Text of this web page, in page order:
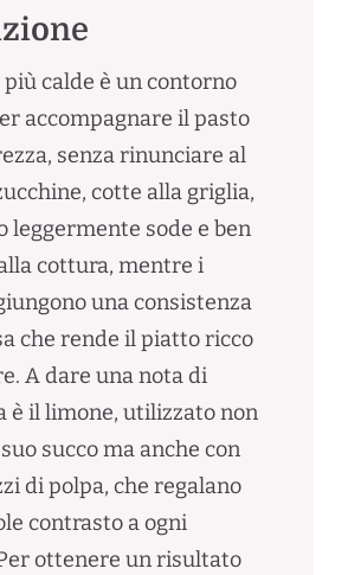
calde è un contorno
accompagnare il pasto
senza rinunciare al
cotte alla griglia,
leggermente sode e ben
cottura, mentre i
una consistenza
che rende il piatto ricco
A dare una nota di
è il limone, utilizzato non
succo ma anche con
di polpa, che regalano
contrasto a ogni
ottenere un risultato